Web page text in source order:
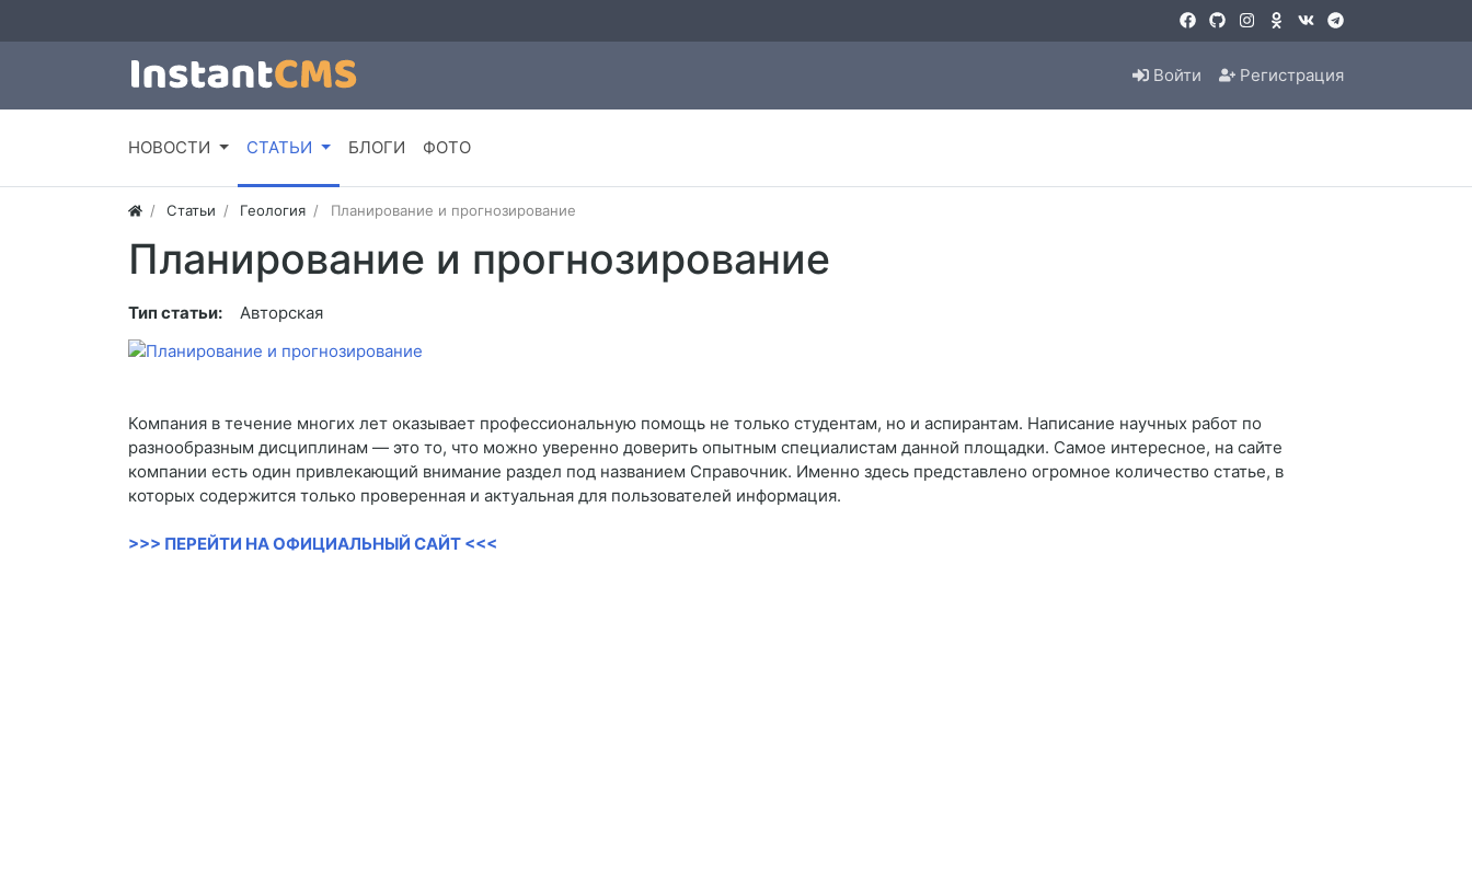
Войти Регистрация
НОВОСТИ СТАТЬИ БЛОГИ ФОТО
Статьи Геология Планирование и прогнозирование
Планирование и прогнозирование
Тип статьи: Авторская
Компания в течение многих лет оказывает профессиональную помощь не только студентам, но и аспирантам. Написание научных работ по
разнообразным дисциплинам — это то, что можно уверенно доверить опытным специалистам данной площадки. Самое интересное, на сайте
компании есть один привлекающий внимание раздел под названием Справочник. Именно здесь представлено огромное количество статье, в
которых содержится только проверенная и актуальная для пользователей информация.
>>> ПЕРЕЙТИ НА ОФИЦИАЛЬНЫЙ САЙТ <<<